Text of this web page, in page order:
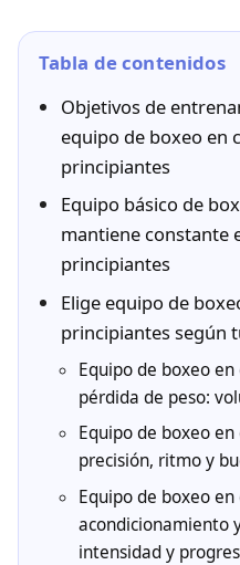
Tabla de contenidos
Objetivos de
equipo de boxeo en
principiantes
Equipo básico de
mantiene constante
principiantes
Elige equipo de
principiantes según
Equipo de boxeo
pérdida de peso:
Equipo de boxeo
precisión, ritmo y
Equipo de boxeo en
acondicionamiento
intensidad y